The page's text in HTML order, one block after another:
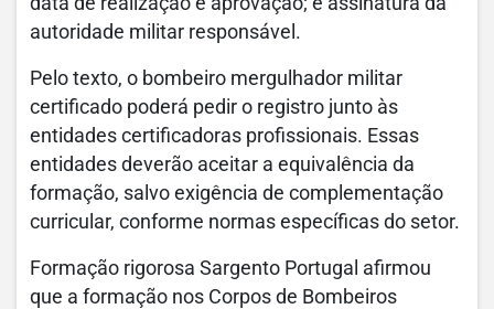
autoridade militar responsável.
Pelo texto, o bombeiro mergulhador militar
certificado poderá pedir o registro junto às
entidades certificadoras profissionais. Essas
entidades deverão aceitar a equivalência da
formação, salvo exigência de complementação
curricular, conforme normas específicas do setor.
Formação rigorosa Sargento Portugal afirmou
que a formação nos Corpos de Bombeiros